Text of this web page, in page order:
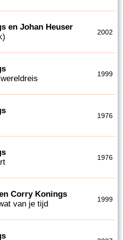
en Johan Heuser
2002
1999
1976
1976
Corry Konings
van je tijd
1999